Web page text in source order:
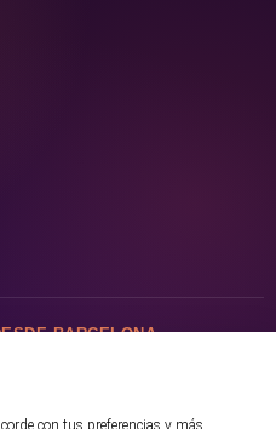
BARCELONA
con tus preferencias y más